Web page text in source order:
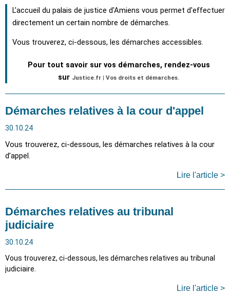
L'accueil du palais de justice d'Amiens vous permet d'effectuer
directement un certain nombre de démarches.
Vous trouverez, ci-dessous, les démarches accessibles.
Pour tout savoir sur vos démarches, rendez-vous
sur Justice.fr | Vos droits et démarches.
Démarches relatives à la cour d'appel
30.10.24
Vous trouverez, ci-dessous, les démarches relatives à la cour
d’appel.
Lire l'article >
Démarches relatives au tribunal
judiciaire
30.10.24
Vous trouverez, ci-dessous, les démarches relatives au tribunal
judiciaire.
Lire l'article >